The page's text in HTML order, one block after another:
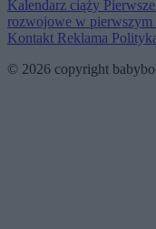
Kalendarz ciąży
rozwojowe w pierwszym
Kontakt Reklama
© 2026 copyright